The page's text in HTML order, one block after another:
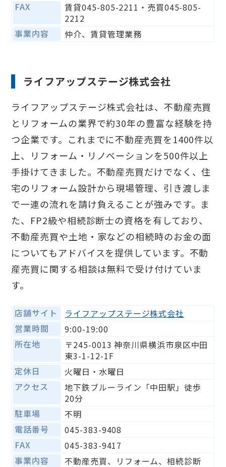
FAX
賃貸045-805-2211・売買045-805-
2212
事業内容
仲介、賃貸管理業務
ライフアップステージ株式会社
ライフアップステージ株式会社は、不動産売買
とリフォームの業界で約30年の豊富な経験を持
つ企業です。これまでに不動産売買を1400件以
上、リフォーム・リノベーションを500件以上
手掛けてきました。不動産売買だけでなく、住
宅のリフォーム設計から現場管理、引き渡しま
で一連の流れを請け負えることが強みです。ま
た、FP2級や相続診断士の資格を有しており、
不動産売買や土地・家などの相続時のお金の面
についてもアドバイスを提供しています。不動
産売買に関する相談は無料で受け付けていま
す。
店舗サイト
ライフアップステージ株式会社
営業時間
9:00-19:00
所在地
〒245-0013 神奈川県横浜市泉区中田
東3-1-12-1F
定休日
火曜日・水曜日
アクセス
地下鉄ブルーライン「中田駅」徒歩
20分
駐車場
不明
電話番号
045-383-9408
FAX
045-383-9417
事業内容
不動産売買、リフォーム、相続診断